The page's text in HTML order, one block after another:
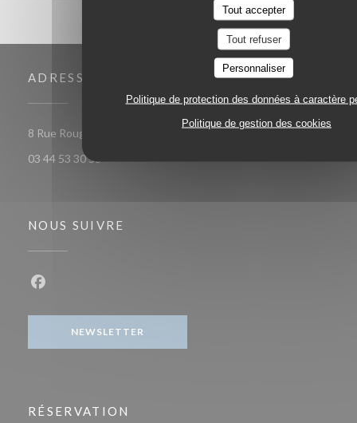
Tout accepter
Tout refuser
Personnaliser
Politique de protection des données à caractère
Politique de gestion des cookies
ADRESSE
8 Rue Rougemaille, 60300 Senlis((ouvre une nouvelle fenêtre))
03 44 53 30 53
NOUS SUIVRE
NEWSLETTER
RÉSERVATION